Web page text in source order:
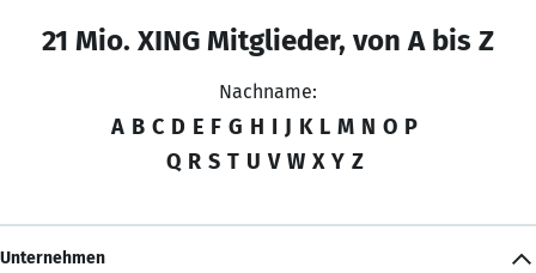
21 Mio. XING Mitglieder, von A bis Z
Nachname:
A B C D E F G H I J K L M N O P
Q R S T U V W X Y Z
Unternehmen